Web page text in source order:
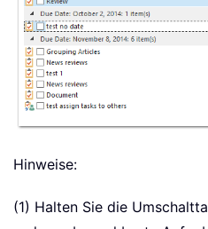
Hinweise:
(1) Halten Sie die